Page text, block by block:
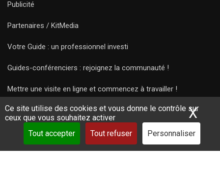
Ce site utilise des cookies et vous donne le contrôle sur
ceux que vous souhaitez activer
Tout accepter
Tout refuser Personnaliser
X
Publicité
Partenaires / KitMedia
Votre Guide : un professionnel investi
Guides-conférenciers : rejoignez la communauté !
Mettre une visite en ligne et commencez à travailler !